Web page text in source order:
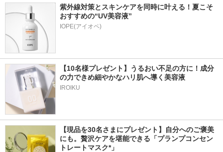
紫外線対策とスキンケアを同時に叶える！夏こそ
おすすめの“UV美容液”
IOPE(アイオペ)
【10名様プレゼント】うるおい不足の方に！成分
の力できめ細やかなハリ肌へ導く美容液
IROIKU
【現品を30名さまにプレゼント】自分へのご褒美
にも。贅沢ケアを堪能できる「プランプコンセン
トレートマスク*」